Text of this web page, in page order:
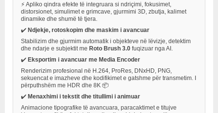
⚡ Apliko qindra efekte të integruara si ndriçimi, fokusimet,
distorsionet, simulimet e grimcave, gjurmimi 3D, zbutja, kalimet
dinamike dhe shumë të tjera.
✔️ Ndjekje, rotoskopim dhe maskim i avancuar
Stabilizim dhe gjurmim automatik i objekteve në lëvizje, detektim
dhe ndarje e subjektit me Roto Brush 3.0 fuqizuar nga AI.
✔️ Eksportim i avancuar me Media Encoder
Renderizim profesional në H.264, ProRes, DNxHD, PNG,
sekuencat e imazheve dhe kodifikimet e gatshme për transmetim. I
përputhshëm me HDR dhe 8K 📦
✔️ Menaxhimi i tekstit dhe titullimi i animuar
Animacione tipografike të avancuara, paracaktimet e titujve